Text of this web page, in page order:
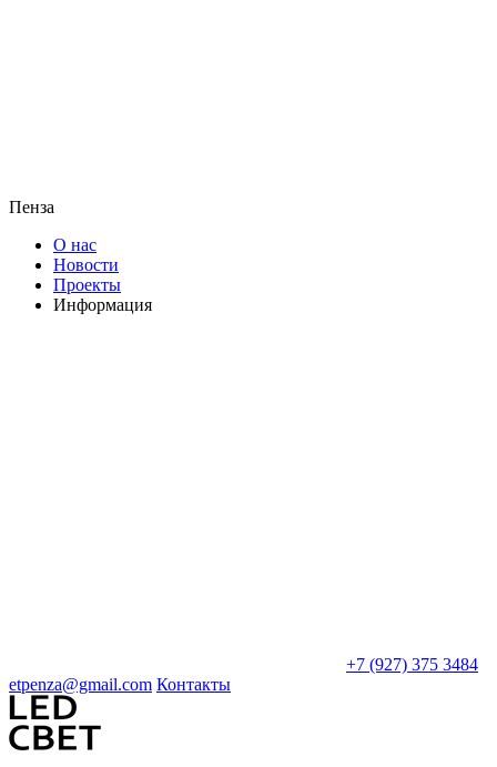
Пенза
О нас
Новости
Проекты
Информация
+7 (927) 375 3484
etpenza@gmail.com Контакты